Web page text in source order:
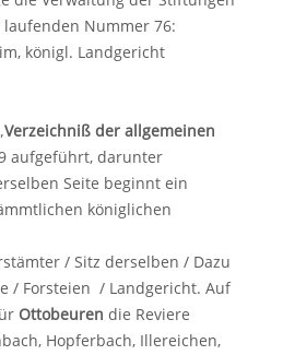
Nummer 76:
königl. Landgericht
Verzeichniß der allgemeinen
aufgeführt, darunter
Seite beginnt ein
königlichen
/ Sitz derselben / Dazu
/ Forsteien / Landgericht. Auf
Ottobeuren die Reviere
Hopferbach, Illereichen,